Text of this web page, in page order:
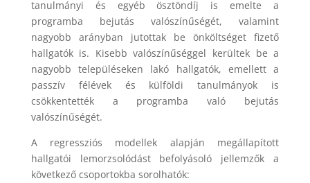
tanulmányi és egyéb ösztöndíj is emelte a
programba bejutás valószínűségét, valamint
nagyobb arányban jutottak be önköltséget fizető
hallgatók is. Kisebb valószínűséggel kerültek be a
nagyobb településeken lakó hallgatók, emellett a
passzív félévek és külföldi tanulmányok is
csökkentették a programba való bejutás
valószínűségét.
A regressziós modellek alapján megállapított
hallgatói lemorzsolódást befolyásoló jellemzők a
következő csoportokba sorolhatók: